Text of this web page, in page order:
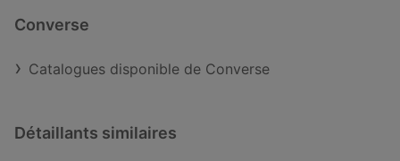
Converse
Catalogues disponible de Converse
Détaillants similaires